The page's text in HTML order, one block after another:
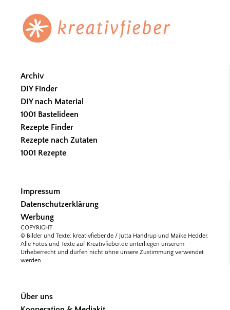
Footer
Archiv
DIY Finder
DIY nach Material
1001 Bastelideen
Rezepte Finder
Rezepte nach Zutaten
1001 Rezepte
Impressum
Datenschutzerklärung
Werbung
COPYRIGHT
© Bilder und Texte: kreativfieber.de / Jutta Handrup und Maike Hedder.
Alle Fotos und Texte auf Kreativfieber.de unterliegen unserem
Urheberrecht und dürfen nicht ohne unsere Zustimmung verwendet
werden.
Über uns